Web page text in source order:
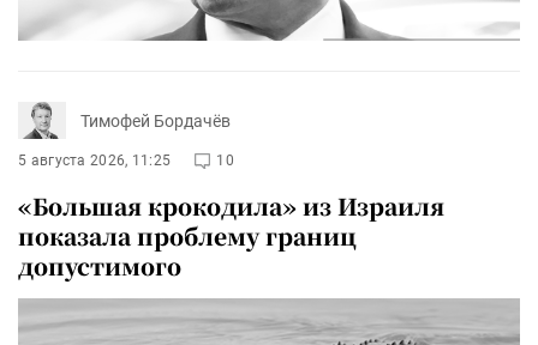
Тимофей Бордачёв
5 августа 2026, 11:25 10
«Большая крокодила» из Израиля
показала проблему границ
допустимого